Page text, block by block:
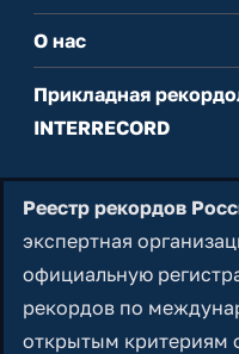
О нас
Прикладная
INTERRECORD
Реестр рекордов
экспертная
официальную
рекордов по
открытым критериям